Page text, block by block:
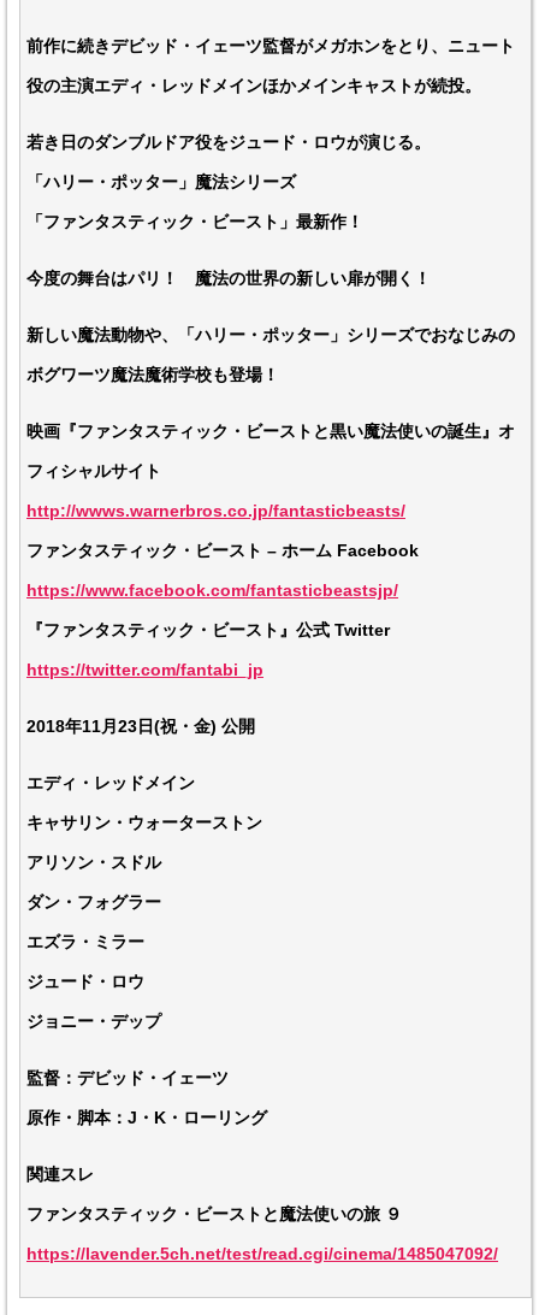
前作に続きデビッド・イェーツ監督がメガホンをとり、ニュート
役の主演エディ・レッドメインほかメインキャストが続投。
若き日のダンブルドア役をジュード・ロウが演じる。
「ハリー・ポッター」魔法シリーズ
「ファンタスティック・ビースト」最新作！
今度の舞台はパリ！ 魔法の世界の新しい扉が開く！
新しい魔法動物や、「ハリー・ポッター」シリーズでおなじみの
ボグワーツ魔法魔術学校も登場！
映画『ファンタスティック・ビーストと黒い魔法使いの誕生』オ
フィシャルサイト
http://wwws.warnerbros.co.jp/fantasticbeasts/
ファンタスティック・ビースト – ホーム Facebook
https://www.facebook.com/fantasticbeastsjp/
『ファンタスティック・ビースト』公式 Twitter
https://twitter.com/fantabi_jp
2018年11月23日(祝・金) 公開
エディ・レッドメイン
キャサリン・ウォーターストン
アリソン・スドル
ダン・フォグラー
エズラ・ミラー
ジュード・ロウ
ジョニー・デップ
監督：デビッド・イェーツ
原作・脚本：J・K・ローリング
関連スレ
ファンタスティック・ビーストと魔法使いの旅 ９
https://lavender.5ch.net/test/read.cgi/cinema/1485047092/